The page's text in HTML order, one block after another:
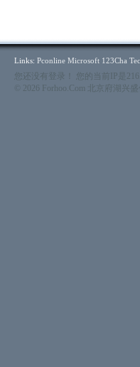
Links: Pconline Microsoft 123Cha
您还没有登录！ 您的当前IP是
© 2026 Forhoo.Com 北京府湖兴